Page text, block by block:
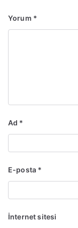
Yorum *
Ad *
E-posta *
İnternet sitesi